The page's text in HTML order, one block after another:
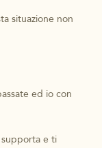
situazione non
ed io con
e ti